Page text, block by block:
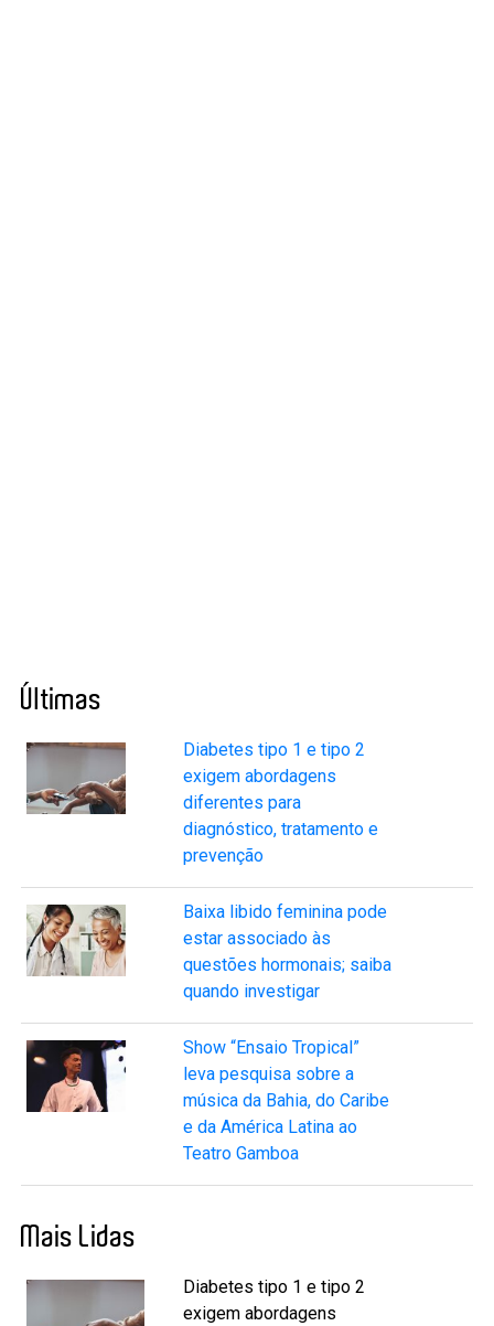
Últimas
Diabetes tipo 1 e tipo 2
exigem abordagens
diferentes para
diagnóstico, tratamento e
prevenção
Baixa libido feminina pode
estar associado às
questões hormonais; saiba
quando investigar
Show “Ensaio Tropical”
leva pesquisa sobre a
música da Bahia, do Caribe
e da América Latina ao
Teatro Gamboa
Mais Lidas
Diabetes tipo 1 e tipo 2
exigem abordagens